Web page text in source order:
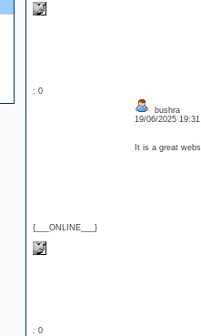
: 0
{___ONLINE___}
bushra
19/06/2025
It is a great
: 0